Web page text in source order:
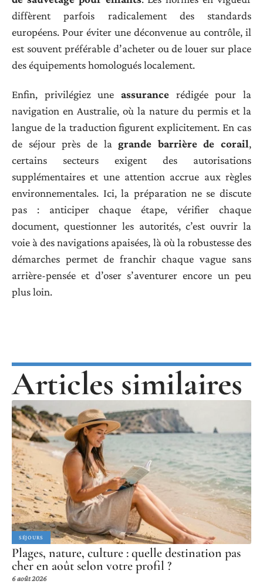
diffèrent parfois radicalement des standards
européens. Pour éviter une déconvenue au contrôle, il
est souvent préférable d’acheter ou de louer sur place
des équipements homologués localement.
Enfin, privilégiez une assurance rédigée pour la
navigation en Australie, où la nature du permis et la
langue de la traduction figurent explicitement. En cas
de séjour près de lagrande barrière de corail,
certains secteurs exigent des autorisations
supplémentaires et une attention accrue aux règles
environnementales. Ici, la préparation ne se discute
pas : anticiper chaque étape, vérifier chaque
document, questionner les autorités, c’est ouvrir la
voie à des navigations apaisées, là où la robustesse des
démarches permet de franchir chaque vague sans
arrière-pensée et d’oser s’aventurer encore un peu
plus loin.
Articles similaires
SÉJOURS
Plages, nature, culture : quelle destination pas
cher en août selon votre profil ?
6 août 2026